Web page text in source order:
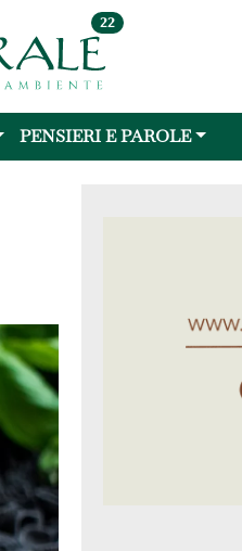
22
PENSIERI E PAROLE